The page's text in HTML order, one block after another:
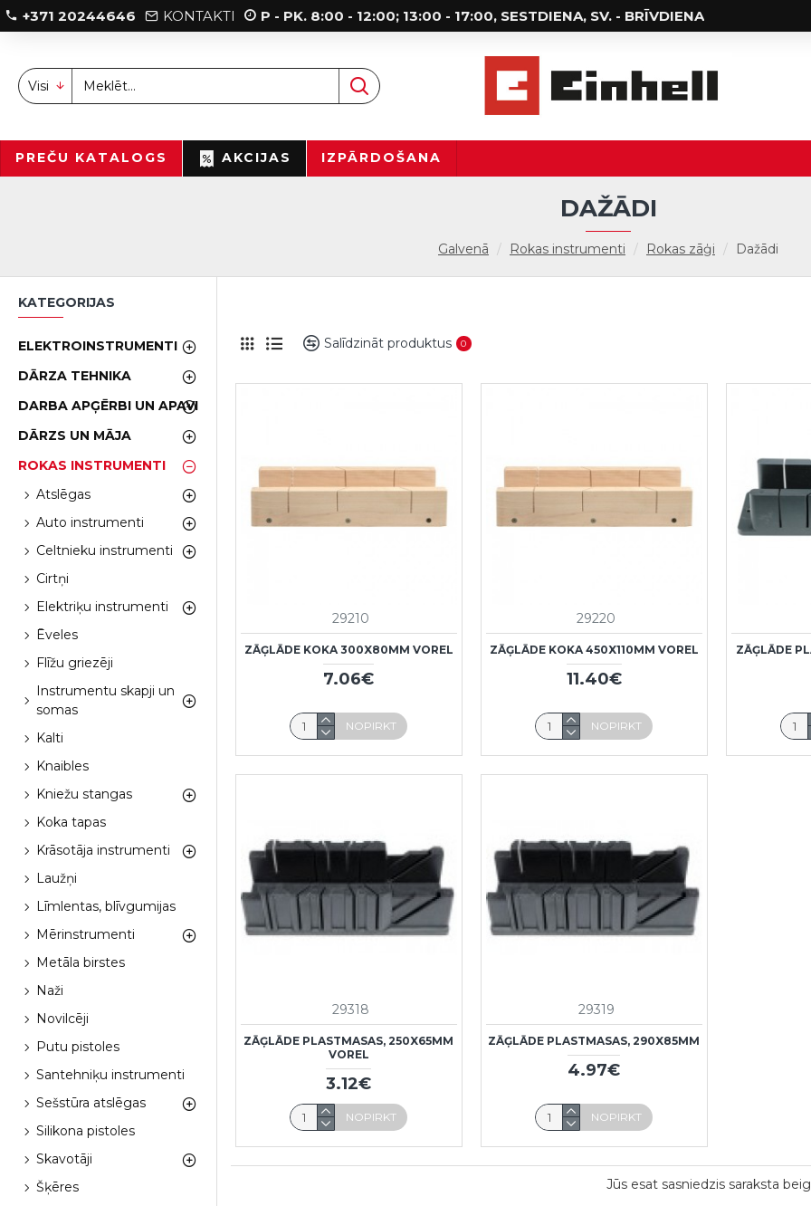
+371 20244646 KONTAKTI P - PK. 8:00 - 12:00; 13:00 - 17:00, SESTDIENA, SV. - BRĪVDIENA
Visi
PREČU KATALOGS AKCIJAS IZPĀRDOŠANA
Galvenā Rokas instrumenti Rokas zāģi Dažādi
DAŽĀDI
KATEGORIJAS
ELEKTROINSTRUMENTI
DĀRZA TEHNIKA
DARBA APĢĒRBI UN APAVI
DĀRZS UN MĀJA
ROKAS INSTRUMENTI
Atslēgas
Auto instrumenti
Celtnieku instrumenti
Cirtņi
Elektriķu instrumenti
Ēveles
Flīžu griezēji
Instrumentu skapji un
somas
Kalti
Knaibles
Kniežu stangas
Koka tapas
Krāsotāja instrumenti
Laužņi
Līmlentas, blīvgumijas
Mērinstrumenti
Metāla birstes
Naži
Novilcēji
Putu pistoles
Santehniķu instrumenti
Sešstūra atslēgas
Silikona pistoles
Skavotāji
Šķēres
Salīdzināt produktus 0
29210
ZĀĢLĀDE KOKA 300X80MM VOREL
7.06€
NOPIRKT
29220
ZĀĢLĀDE KOKA 450X110MM VOREL
11.40€
NOPIRKT
ZĀĢLĀDE
29318
ZĀĢLĀDE PLASTMASAS, 250X65MM
VOREL
3.12€
NOPIRKT
29319
ZĀĢLĀDE PLASTMASAS, 290X85MM
4.97€
NOPIRKT
Jūs esat sasniedzis saraksta